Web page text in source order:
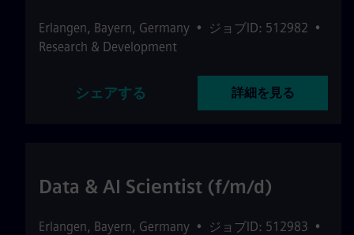
Erlangen, Bayern, Germany • ジョブID: 512982 •
Research & Development
シェアする 詳細を見る
Data & AI Scientist (f/m/d)
Erlangen, Bayern, Germany • ジョブID: 512983 •